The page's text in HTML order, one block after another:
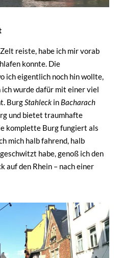
reiste, habe ich mir vorab
konnte. Die
ich eigentlich noch hin wollte,
wurde dafür mit einer viel
BurgStahleck in Bacharach
und bietet traumhafte
komplette Burg fungiert als
mich halb fahrend, halb
habe, genoß ich den
auf den Rhein – nach einer